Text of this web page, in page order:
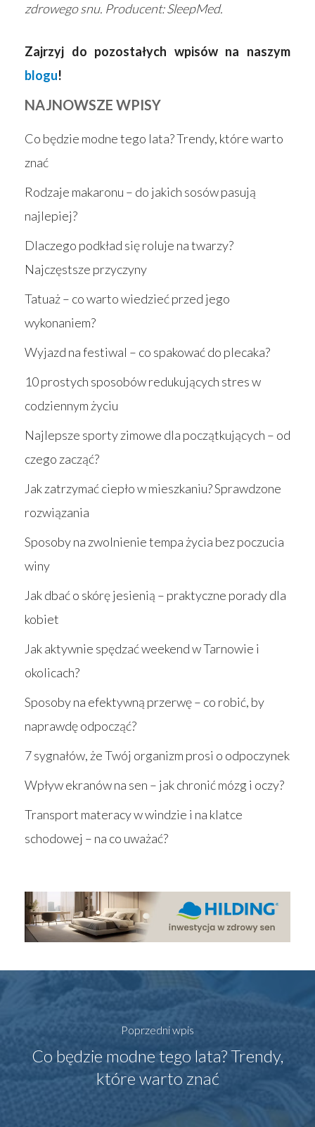
zdrowego snu. Producent: SleepMed.
Zajrzyj do pozostałych wpisów na naszym
blogu!
NAJNOWSZE WPISY
Co będzie modne tego lata? Trendy, które warto
znać
Rodzaje makaronu – do jakich sosów pasują
najlepiej?
Dlaczego podkład się roluje na twarzy?
Najczęstsze przyczyny
Tatuaż – co warto wiedzieć przed jego
wykonaniem?
Wyjazd na festiwal – co spakować do plecaka?
10 prostych sposobów redukujących stres w
codziennym życiu
Najlepsze sporty zimowe dla początkujących – od
czego zacząć?
Jak zatrzymać ciepło w mieszkaniu? Sprawdzone
rozwiązania
Sposoby na zwolnienie tempa życia bez poczucia
winy
Jak dbać o skórę jesienią – praktyczne porady dla
kobiet
Jak aktywnie spędzać weekend w Tarnowie i
okolicach?
Sposoby na efektywną przerwę – co robić, by
naprawdę odpocząć?
7 sygnałów, że Twój organizm prosi o odpoczynek
Wpływ ekranów na sen – jak chronić mózg i oczy?
Transport materacy w windzie i na klatce
schodowej – na co uważać?
Poprzedni wpis
Co będzie modne tego lata? Trendy,
które warto znać